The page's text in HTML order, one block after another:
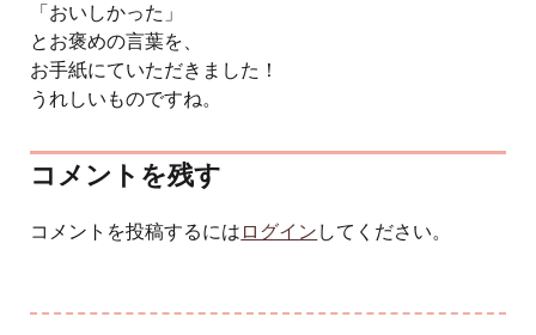
「おいしかった」
とお褒めの言葉を、
お手紙にていただきました！
うれしいものですね。
コメントを残す
コメントを投稿するには ログイン してください。